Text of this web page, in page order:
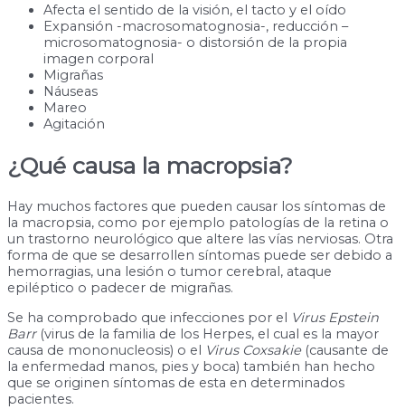
Afecta el sentido de la visión, el tacto y el oído
Expansión -macrosomatognosia-, reducción –
microsomatognosia- o distorsión de la propia
imagen corporal
Migrañas
Náuseas
Mareo
Agitación
¿Qué causa la macropsia?
Hay muchos factores que pueden causar los síntomas de
la macropsia, como por ejemplo patologías de la retina o
un trastorno neurológico que altere las vías nerviosas. Otra
forma de que se desarrollen síntomas puede ser debido a
hemorragias, una lesión o tumor cerebral, ataque
epiléptico o padecer de migrañas.
Se ha comprobado que infecciones por el Virus Epstein
Barr (virus de la familia de los Herpes, el cual es la mayor
causa de mononucleosis) o el Virus Coxsakie(causante de
la enfermedad manos, pies y boca) también han hecho
que se originen síntomas de esta en determinados
pacientes.